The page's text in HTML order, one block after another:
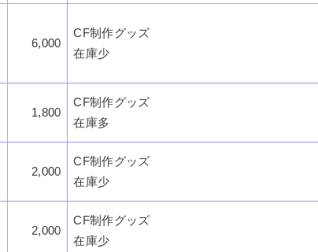
6,000
CF制作グッズ
在庫少
1,800
CF制作グッズ
在庫多
2,000
CF制作グッズ
在庫少
2,000
CF制作グッズ
在庫少